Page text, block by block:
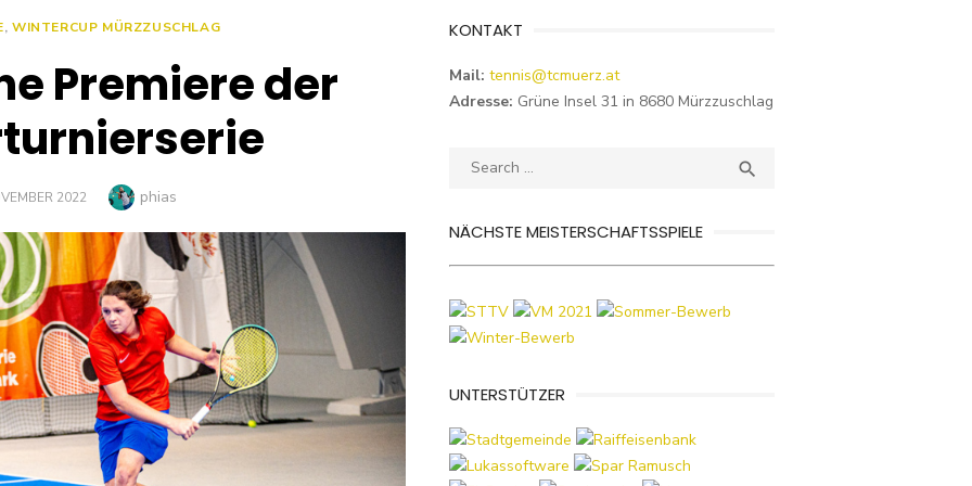
, WINTERCUP MÜRZZUSCHLAG
Premiere der
2022 Author
phias
KONTAKT
Mail: tennis@tcmuerz.at
Adresse: Grüne Insel 31 in 8680 Mürzzuschlag
Search

NÄCHSTE MEISTERSCHAFTSSPIELE
UNTERSTÜTZER